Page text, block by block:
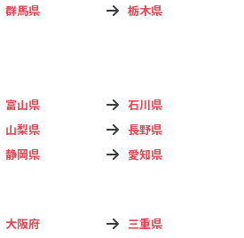
群馬県
栃木県
富山県
石川県
山梨県
長野県
静岡県 愛知県
大阪府
三重県